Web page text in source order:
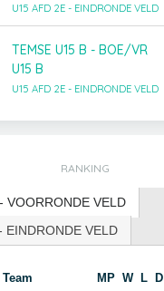
U15 AFD 2E - EINDRONDE VELD
TEMSE U15 B - BOE/VR
U15 B
U15 AFD 2E - EINDRONDE VELD
RANKING
VOORRONDE VELD
EINDRONDE VELD
Team MP W L D